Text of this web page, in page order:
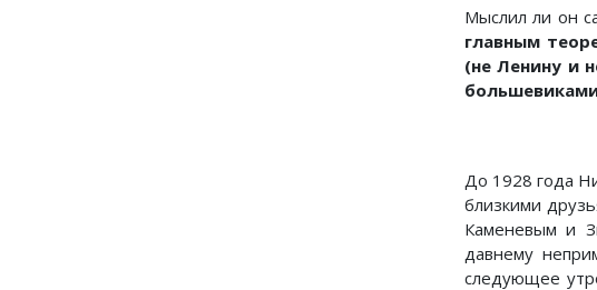
Мыслил ли он
главным
(не Ленину и
До 1928 года
близкими
Каменевым и
давнему
следующее